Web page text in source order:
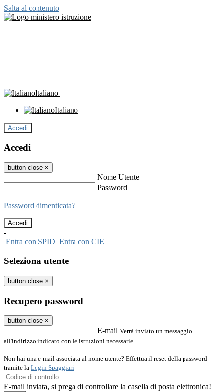
Salta al contenuto
Italiano
Italiano
Accedi
Accedi
button close ×
Nome Utente
Password
Password dimenticata?
-
Entra con SPID Entra con CIE
Seleziona utente
button close ×
Recupero password
button close ×
E-mail Verrà inviato un messaggio
all'indirizzo indicato con le istruzioni necessarie.
Non hai una e-mail associata al nome utente? Effettua il reset della password
tramite la Login Spaggiari
E-mail inviata, si prega di controllare la casella di posta elettronica!